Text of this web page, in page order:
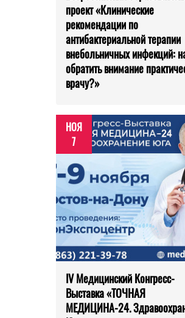
проект «Клинические
рекомендации по
антибактериальной терапии
внебольничных инфекций:
обратить внимание
врачу?»
НОЯ
7
IV Медицинский Конгресс-
Выставка «ТОЧНАЯ
МЕДИЦИНА-24.